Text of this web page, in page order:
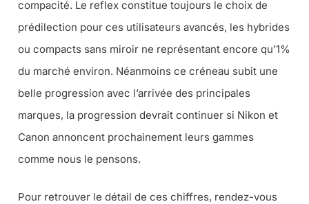
compacité. Le reflex constitue toujours le choix de
prédilection pour ces utilisateurs avancés, les hybrides
ou compacts sans miroir ne représentant encore qu’1%
du marché environ. Néanmoins ce créneau subit une
belle progression avec l’arrivée des principales
marques, la progression devrait continuer si Nikon et
Canon annoncent prochainement leurs gammes
comme nous le pensons.
Pour retrouver le détail de ces chiffres, rendez-vous